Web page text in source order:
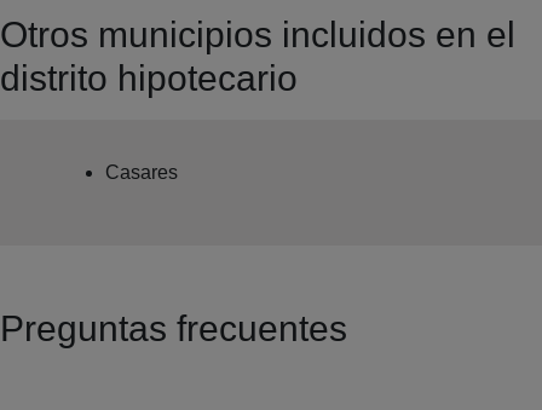
Otros municipios incluidos en el
distrito hipotecario
Casares
Preguntas frecuentes